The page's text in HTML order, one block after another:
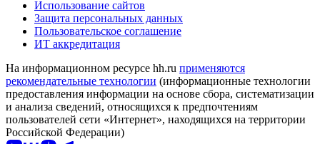
Использование сайтов
Защита персональных данных
Пользовательское соглашение
ИТ аккредитация
На информационном ресурсе hh.ru применяются
рекомендательные технологии (информационные технологии
предоставления информации на основе сбора, систематизации
и анализа сведений, относящихся к предпочтениям
пользователей сети «Интернет», находящихся на территории
Российской Федерации)